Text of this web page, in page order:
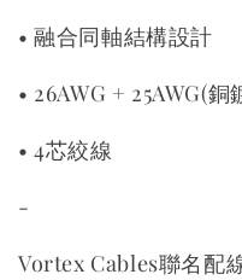
• 融合同軸結構設計
• 26AWG + 25AWG(
• 4芯絞線
-
Vortex Cables聯名配